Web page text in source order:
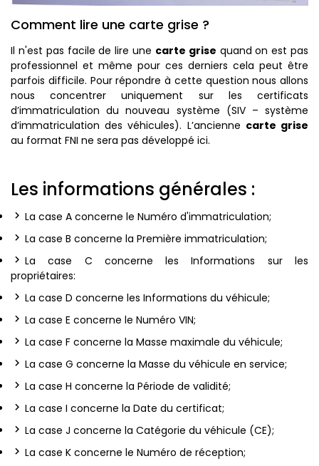
Comment lire une carte grise ?
Il n'est pas facile de lire une carte grise quand on est pas
professionnel et même pour ces derniers cela peut être
parfois difficile. Pour répondre à cette question nous allons
nous concentrer uniquement sur les certificats
d’immatriculation du nouveau système (SIV – système
d’immatriculation des véhicules). L’ancienne carte grise
au format FNI ne sera pas développé ici.
Les informations générales :
La case A concerne le Numéro d'immatriculation;
La case B concerne la Première immatriculation;
La case C concerne les Informations sur les
propriétaires:
La case D concerne les Informations du véhicule;
La case E concerne le Numéro VIN;
La case F concerne la Masse maximale du véhicule;
La case G concerne la Masse du véhicule en service;
La case H concerne la Période de validité;
La case I concerne la Date du certificat;
La case J concerne la Catégorie du véhicule (CE);
La case K concerne le Numéro de réception;